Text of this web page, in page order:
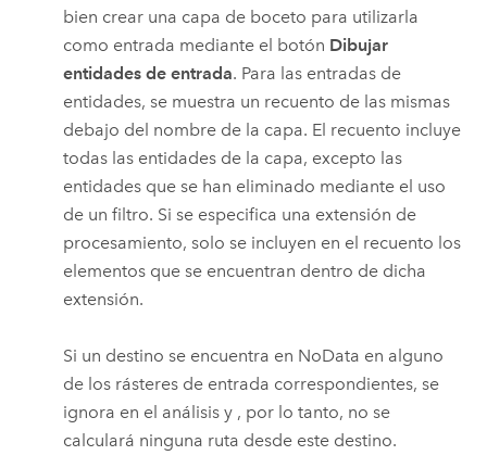
bien crear una capa de boceto para utilizarla
como entrada mediante el botón Dibujar
entidades de entrada. Para las entradas de
entidades, se muestra un recuento de las mismas
debajo del nombre de la capa. El recuento incluye
todas las entidades de la capa, excepto las
entidades que se han eliminado mediante el uso
de un filtro. Si se especifica una extensión de
procesamiento, solo se incluyen en el recuento los
elementos que se encuentran dentro de dicha
extensión.
Si un destino se encuentra en NoData en alguno
de los rásteres de entrada correspondientes, se
ignora en el análisis y , por lo tanto, no se
calculará ninguna ruta desde este destino.